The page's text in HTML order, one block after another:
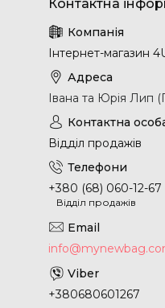
Інтернет-магазин
Івана та Юрія Лип
Відділ продажів
+380 (68) 060-12-67
Відділ продажів
+380680601267